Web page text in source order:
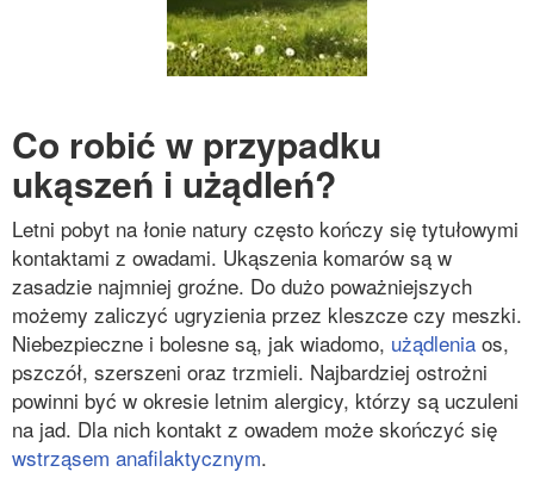
Co robić w przypadku
ukąszeń i użądleń?
Letni pobyt na łonie natury często kończy się tytułowymi
kontaktami z owadami. Ukąszenia komarów są w
zasadzie najmniej groźne. Do dużo poważniejszych
możemy zaliczyć ugryzienia przez kleszcze czy meszki.
Niebezpieczne i bolesne są, jak wiadomo, użądlenia os,
pszczół, szerszeni oraz trzmieli. Najbardziej ostrożni
powinni być w okresie letnim alergicy, którzy są uczuleni
na jad. Dla nich kontakt z owadem może skończyć się
wstrząsem anafilaktycznym.